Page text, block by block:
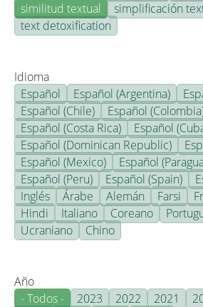
similitud textual
simplificación
text detoxification
Idioma
Español
Español (Argentina)
Español (Chile)
Español
Español (Costa Rica)
Español
Español (Dominican Republic)
Español (Mexico)
Español
Español (Peru)
Español (Spain)
Inglés
Árabe Alemán Farsi
Hindi
Italiano Coreano
Ucraniano
Chino
Año
- Todos -
2023 2022 2021